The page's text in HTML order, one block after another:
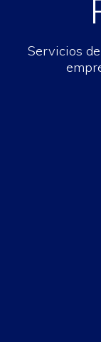
Servicios